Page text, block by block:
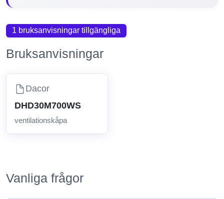
och funktionalitet. På denna sida erbjuder vi en
komplett manual för modellen DHD30M700WS,
vilket gör det enkelt för dig att hitta all nödvändig
information på ett och samma ställe.
1 bruksanvisningar tillgängliga
Bruksanvisningar
Dacor
DHD30M700WS
ventilationskåpa
Vanliga frågor